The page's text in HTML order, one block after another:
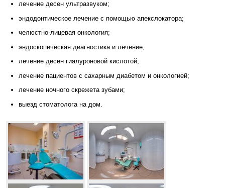
лечение десен ультразвуком;
эндодонтическое лечение с помощью апекслокатора;
челюстно-лицевая онкология;
эндоскопическая диагностика и лечение;
лечение десен гиалуроновой кислотой;
лечение пациентов с сахарным диабетом и онкологией;
лечение ночного скрежета зубами;
выезд стоматолога на дом.